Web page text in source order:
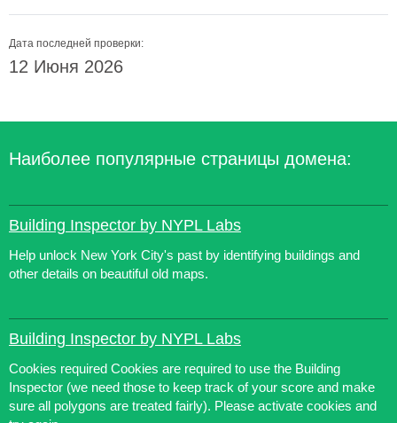
Дата последней проверки:
12 Июня 2026
Наиболее популярные страницы домена:
Building Inspector by NYPL Labs
Help unlock New York City's past by identifying buildings and
other details on beautiful old maps.
Building Inspector by NYPL Labs
Cookies required Cookies are required to use the Building
Inspector (we need those to keep track of your score and make
sure all polygons are treated fairly). Please activate cookies and